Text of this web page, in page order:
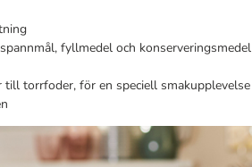
fyllmedel och konserveringsmedel
till torrfoder, för en speciell smakupplevelse